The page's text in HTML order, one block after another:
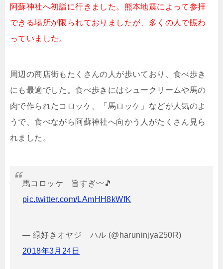
阿蘇神社へ初詣に行きました。熊本地震によって参拝
できる場所が限られておりましたが、多くの人で賑わ
っていました。
周辺の商店街もたくさんの人が歩いており、食べ歩き
にも最適でした。食べ歩きにはシュークリームや馬の
肉で作られたコロッケ、「馬ロッケ」などが人気のよ
うで、食べながら阿蘇神社へ向かう人がたくさん見ら
れました。
馬コロッケ 旨すぎ〰️🎵
pic.twitter.com/LAmHH8kWfK
— 緑好きオヤジ ハル (@haruninjya250R)
2018年3月24日